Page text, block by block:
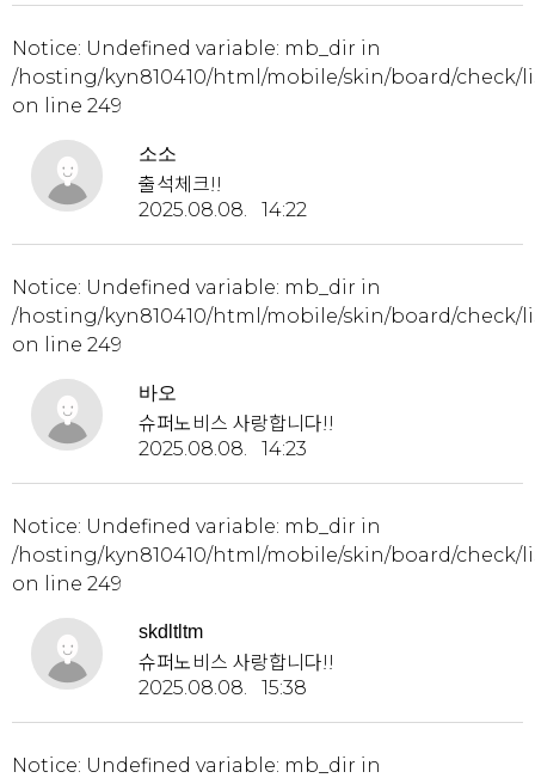
Notice: Undefined variable: mb_dir in
/hosting/kyn810410/html/mobile/skin/board/check/
on line 249
소소
출석체크!!
2025.08.08. 14:22
Notice: Undefined variable: mb_dir in
/hosting/kyn810410/html/mobile/skin/board/check/
on line 249
바오
슈퍼노비스 사랑합니다!!
2025.08.08. 14:23
Notice: Undefined variable: mb_dir in
/hosting/kyn810410/html/mobile/skin/board/check/
on line 249
skdltltm
슈퍼노비스 사랑합니다!!
2025.08.08. 15:38
Notice: Undefined variable: mb_dir in